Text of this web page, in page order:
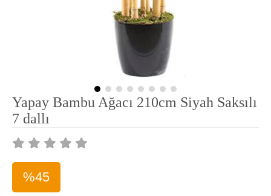
Yapay Bambu Ağacı 210cm Siyah Saksılı
7 dallı
%45